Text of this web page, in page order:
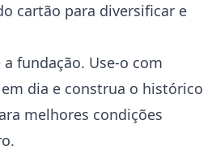
cartão para diversificar e
fundação. Use-o com
dia e construa o histórico
melhores condições